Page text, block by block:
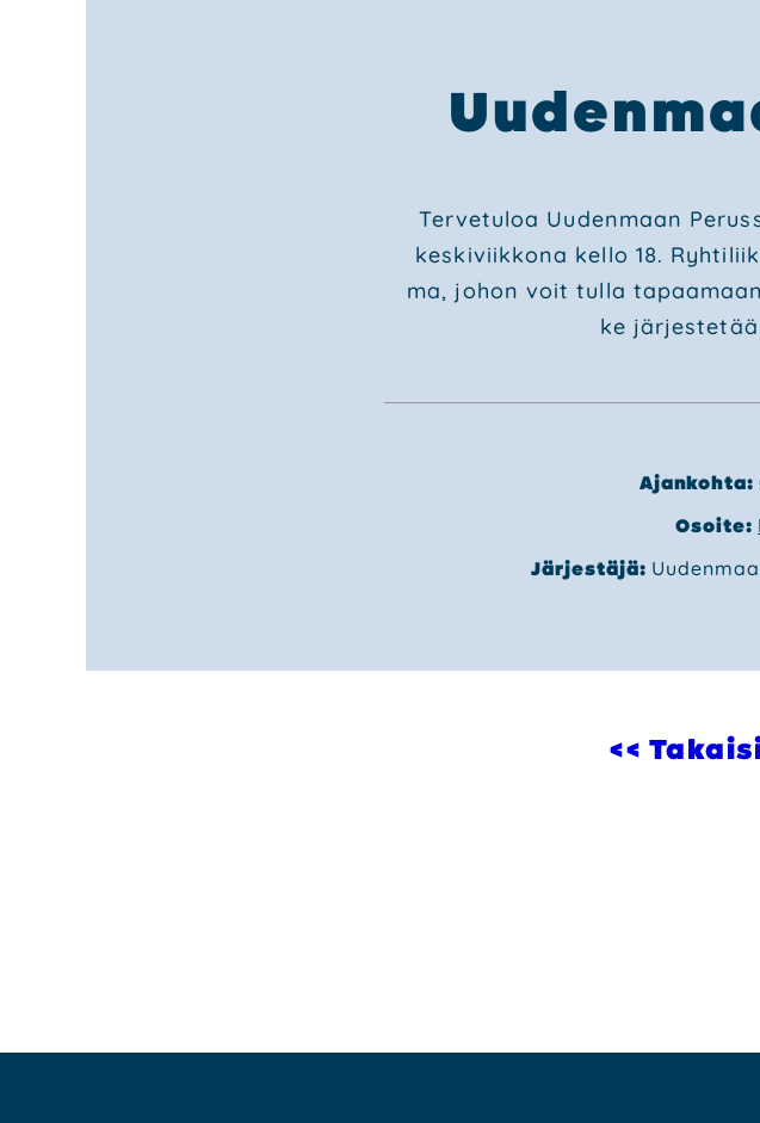
Ter­ve­tu­loa Uuden­maan
kes­ki­viik­ko­na kel­lo 18.
ma, johon voit tul­la
ke
Ajankohta:
Osoite:
Järjestäjä:
<<